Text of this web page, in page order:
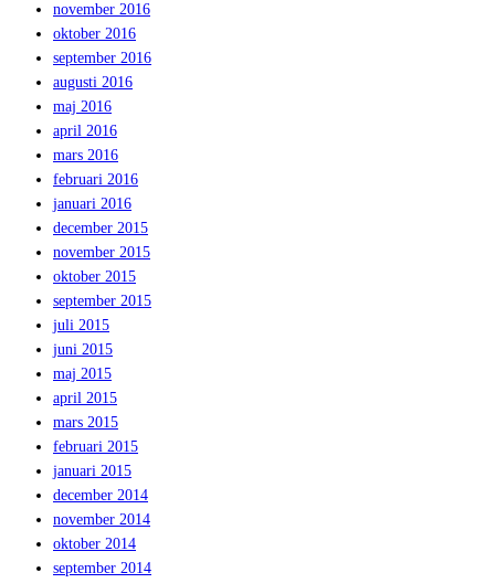
november 2016
oktober 2016
september 2016
augusti 2016
maj 2016
april 2016
mars 2016
februari 2016
januari 2016
december 2015
november 2015
oktober 2015
september 2015
juli 2015
juni 2015
maj 2015
april 2015
mars 2015
februari 2015
januari 2015
december 2014
november 2014
oktober 2014
september 2014